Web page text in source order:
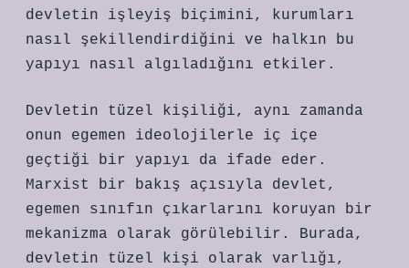
devletin işleyiş biçimini, kurumları
nasıl şekillendirdiğini ve halkın bu
yapıyı nasıl algıladığını etkiler.
Devletin tüzel kişiliği, aynı zamanda
onun egemen ideolojilerle iç içe
geçtiği bir yapıyı da ifade eder.
Marxist bir bakış açısıyla devlet,
egemen sınıfın çıkarlarını koruyan bir
mekanizma olarak görülebilir. Burada,
devletin tüzel kişi olarak varlığı,